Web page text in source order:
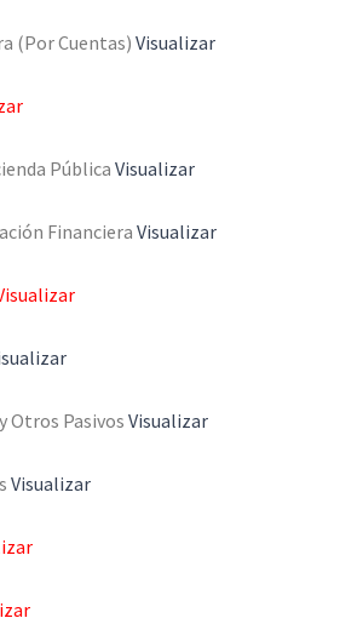
(Por Cuentas)Visualizar
PúblicaVisualizar
Financiera Visualizar
Otros Pasivos Visualizar
Visualizar